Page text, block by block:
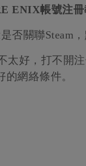
ENIX帳號注
否關聯Steam
太好，打不開
網絡條件。